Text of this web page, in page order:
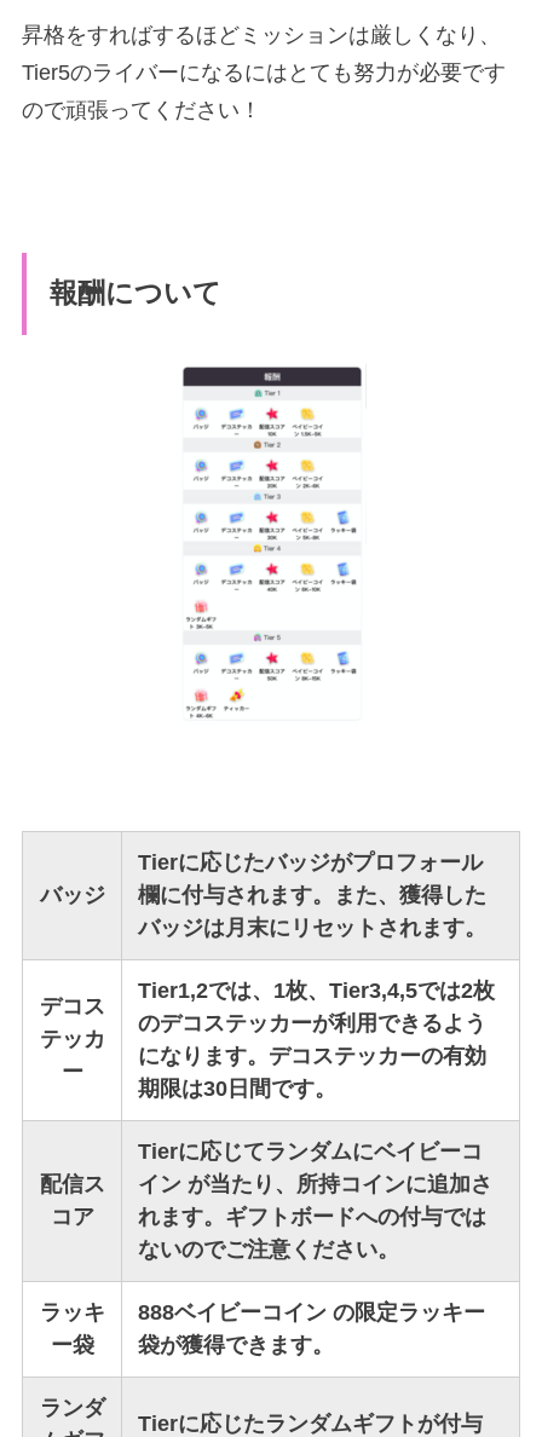
昇格をすればするほどミッションは厳しくなり、
Tier5のライバーになるにはとても努力が必要です
ので頑張ってください！
報酬について
バッジ
Tierに応じたバッジがプロフォール
欄に付与されます。また、獲得した
バッジは月末にリセットされます。
デコス
テッカ
ー
Tier1,2では、1枚、Tier3,4,5では2枚
のデコステッカーが利用できるよう
になります。デコステッカーの有効
期限は30日間です。
配信ス
コア
Tierに応じてランダムにベイビーコ
イン が当たり、所持コインに追加さ
れます。ギフトボードへの付与では
ないのでご注意ください。
ラッキ
ー袋
888ベイビーコイン の限定ラッキー
袋が獲得できます。
ランダ
Tierに応じたランダムギフトが付与